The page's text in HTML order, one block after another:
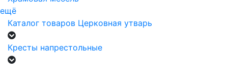
ещё
Каталог товаров Церковная утварь
Кресты напрестольные